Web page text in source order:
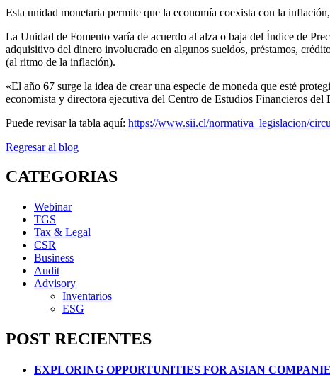
Esta unidad monetaria permite que la economía coexista con la
La Unidad de Fomento varía de acuerdo al alza o baja del Índice de
adquisitivo del dinero involucrado en algunos sueldos, préstamos,
(al ritmo de la inflación).
«El año 67 surge la idea de crear una especie de moneda que esté
economista y directora ejecutiva del Centro de Estudios Financieros
Puede revisar la tabla aquí: https://www.sii.cl/normativa_legislacion/
Regresar al blog
CATEGORIAS
Webinar
TGS
Tax & Legal
CSR
Business
Audit
Advisory
Inventarios
ESG
POST RECIENTES
EXPLORING OPPORTUNITIES FOR ASIAN